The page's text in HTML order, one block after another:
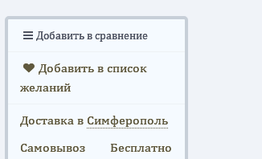
Добавить в сравнение
Добавить в список
желаний
Доставка в Симферополь
Самовывоз
Бесплатно